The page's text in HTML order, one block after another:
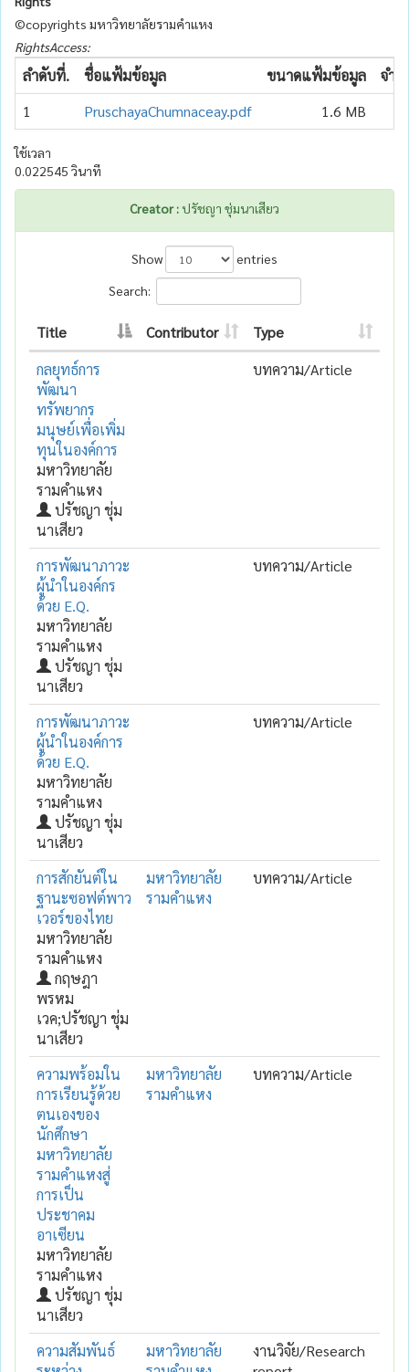
©copyrights มหาวิทยาลัยรามคำแหง
RightsAccess:
ลำดับที่. ชื่อแฟ้มข้อมูล ขนาดแฟ้มข้อมูล
จำน
1
PruschayaChumnaceay.pdf 1.6 MB
ใช้เวลา
0.022545 วินาที
Creator : ปรัชญา ชุ่มนาเสียว
Show
entries
Search:
Title Contributor
Type
กลยุทธ์การ
พัฒนา
ทรัพยากร
มนุษย์เพื่อเพิ่ม
ทุนในองค์การ
มหาวิทยาลัย
รามคำแหง
ปรัชญา ชุ่ม
นาเสียว
บทความ/Article
การพัฒนาภาวะ
ผู้นำในองค์กร
ด้วย E.Q.
มหาวิทยาลัย
รามคำแหง
ปรัชญา ชุ่ม
นาเสียว
บทความ/Article
การพัฒนาภาวะ
ผู้นำในองค์การ
ด้วย E.Q.
มหาวิทยาลัย
รามคำแหง
ปรัชญา ชุ่ม
นาเสียว
บทความ/Article
การสักยันต์ใน
ฐานะซอฟต์พาว
เวอร์ของไทย
มหาวิทยาลัย
รามคำแหง
กฤษฎา
พรหม
เวค;ปรัชญา ชุ่ม
นาเสียว
มหาวิทยาลัย
รามคำแหง
บทความ/Article
ความพร้อมใน
การเรียนรู้ด้วย
ตนเองของ
นักศึกษา
มหาวิทยาลัย
รามคำแหงสู่
การเป็น
ประชาคม
อาเซียน
มหาวิทยาลัย
รามคำแหง
ปรัชญา ชุ่ม
นาเสียว
มหาวิทยาลัย
รามคำแหง
บทความ/Article
ความสัมพันธ์
มหาวิทยาลัย
งานวิจัย/Research